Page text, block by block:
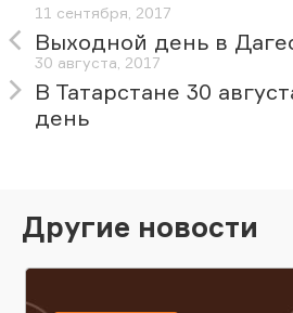
11 сентября, 2017
Выходной день в
30 августа, 2017
В Татарстане 30
день
Другие новости